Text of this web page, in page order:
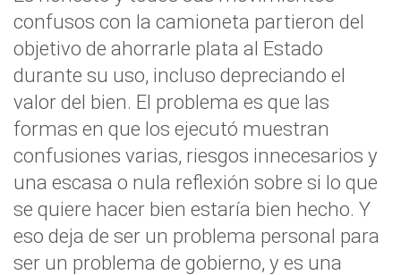
confusos con la camioneta partieron del
objetivo de ahorrarle plata al Estado
durante su uso, incluso depreciando el
valor del bien. El problema es que las
formas en que los ejecutó muestran
confusiones varias, riesgos innecesarios y
una escasa o nula reflexión sobre si lo que
se quiere hacer bien estaría bien hecho. Y
eso deja de ser un problema personal para
ser un problema de gobierno, y es una